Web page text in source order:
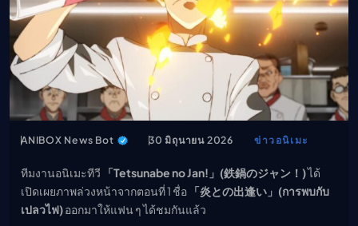
My-Collection
Deck Library
Deck Share
PREMIUM SERVICE
ทีวีออนไลน์
แนะนำรายการทีวี
ตารางออกอากาศอนิ
เมะ (คืนนี้)
ANIBOX News Bot 30 มิถุนายน 2026 ข่าวอนิเมะ
ทีมงานอนิเมะทีวี 「Tetsunabe no Jan!」(鉄鍋のジャン！)ได้
เปิดเผยภาพล่วงหน้าจากตอนที่ 1 ชื่อ 「炎との出逢い」(การพบกับ
เปลวไฟ)ออกมาให้แฟน ๆ ได้ชมกันแล้ว